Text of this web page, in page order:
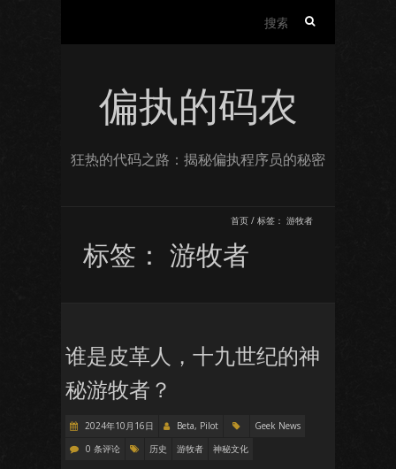
偏执的码农
狂热的代码之路：揭秘偏执程序员的秘密
首页 / 标签： 游牧者
标签： 游牧者
谁是皮革人，十九世纪的神
秘游牧者？
2024年10月16日 Beta, Pilot
Geek News
0 条评论
历史 游牧者 神秘文化